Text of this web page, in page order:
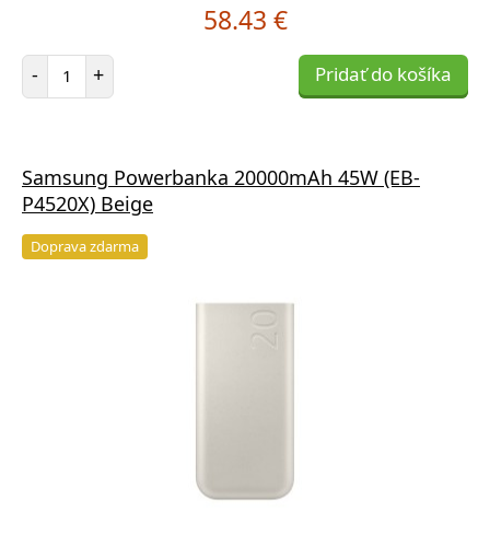
58.43 €
- Počet položiek
+ Pridať do košíka
Samsung Powerbanka 20000mAh 45W (EB-
P4520X) Beige
Doprava zdarma